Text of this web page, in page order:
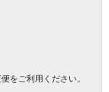
をご利用ください。